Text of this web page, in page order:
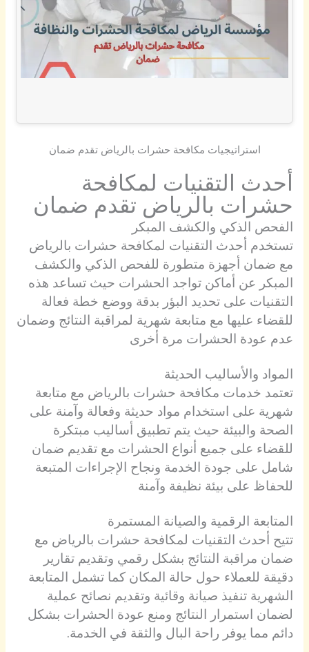
استراتيجيات مكافحة حشرات بالرياض تقدم ضمان
أحدث التقنيات لمكافحة
حشرات بالرياض تقدم ضمان
الفحص الذكي والكشف المبكر
تستخدم أحدث التقنيات لمكافحة حشرات بالرياض
مع ضمان أجهزة متطورة للفحص الذكي والكشف
المبكر عن أماكن تواجد الحشرات حيث تساعد هذه
التقنيات على تحديد البؤر بدقة ووضع خطة فعالة
للقضاء عليها مع متابعة شهرية لمراقبة النتائج وضمان
عدم عودة الحشرات مرة أخرى
المواد والأساليب الحديثة
تعتمد خدمات مكافحة حشرات بالرياض مع متابعة
شهرية على استخدام مواد حديثة وفعالة وآمنة على
الصحة والبيئة حيث يتم تطبيق أساليب مبتكرة
للقضاء على جميع أنواع الحشرات مع تقديم ضمان
شامل على جودة الخدمة ونجاح الإجراءات المتبعة
للحفاظ على بيئة نظيفة وآمنة
المتابعة الرقمية والصيانة المستمرة
تتيح أحدث التقنيات لمكافحة حشرات بالرياض مع
ضمان مراقبة النتائج بشكل رقمي وتقديم تقارير
دقيقة للعملاء حول حالة المكان كما تشمل المتابعة
الشهرية تنفيذ صيانة وقائية وتقديم نصائح عملية
لضمان استمرار النتائج ومنع عودة الحشرات بشكل
دائم مما يوفر راحة البال والثقة في الخدمة.